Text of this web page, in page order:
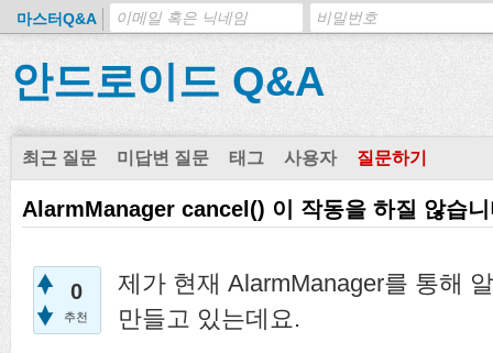
마스터Q&A
안드로이드 Q&A
최근 질문 미답변 질문 태그 사용자 질문하기
AlarmManager cancel() 이 작동을 하질 않습
0
추천
제가 현재 AlarmManager를 통해
만들고 있는데요.